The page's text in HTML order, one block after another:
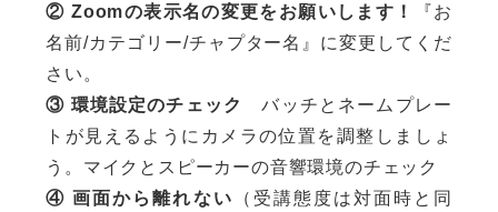
② Zoomの表示名の変更をお願いします！
『お
名前/カテゴリー/チャプター名』に変更してくだ
さい。
③ 環境設定のチェックバッチとネームプレー
トが見えるようにカメラの位置を調整しましょ
う。マイクとスピーカーの音響環境のチェック
④ 画面から離れない （受講態度は対面時と同